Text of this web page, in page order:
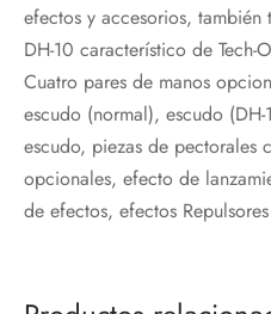
efectos y accesorios,
DH-10 característico de Tech-
Cuatro pares de manos
escudo (normal), escudo
escudo, piezas de pectorales
opcionales, efecto de
de efectos, efectos